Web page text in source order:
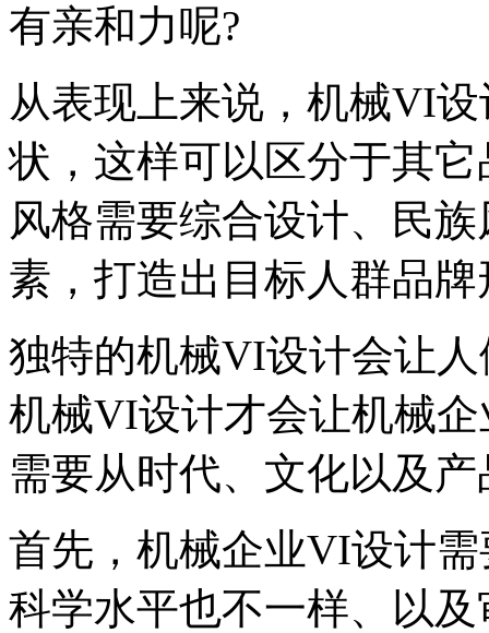
有亲和力呢?
从表现上来说，机械VI
状，这样可以区分于其
风格需要综合设计、民
素，打造出目标人群品牌
独特的机械VI设计会让
机械VI设计才会让机械
需要从时代、文化以及
首先，机械企业VI设计
科学水平也不一样、以